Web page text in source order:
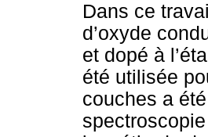
Dans ce
d’oxyde
et dopé à
été utilisée
couches a